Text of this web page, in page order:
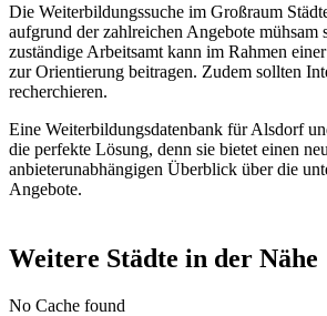
Die Weiterbildungssuche im Großraum
aufgrund der zahlreichen Angebote
zuständige Arbeitsamt kann im Rahmen
zur Orientierung beitragen. Zudem sollten
recherchieren.
Eine Weiterbildungsdatenbank für Alsdorf
die perfekte Lösung, denn sie bietet einen
anbieterunabhängigen Überblick über die
Angebote.
Weitere Städte in der Nähe
No Cache found